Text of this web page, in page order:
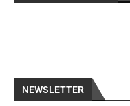
NEWSLETTER